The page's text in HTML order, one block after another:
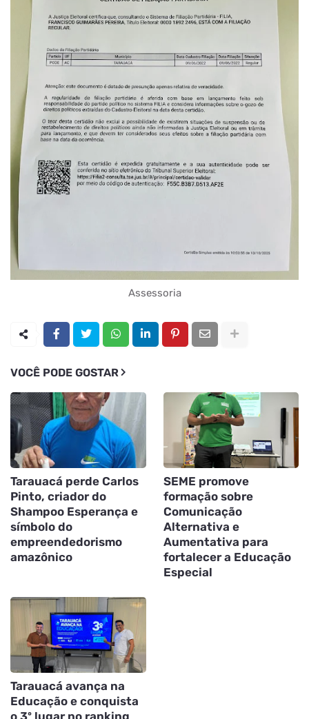
Assessoria
VOCÊ PODE GOSTAR
Tarauacá perde Carlos
Pinto, criador do
Shampoo Esperança e
símbolo do
empreendedorismo
amazônico
SEME promove
formação sobre
Comunicação
Alternativa e
Aumentativa para
fortalecer a Educação
Especial
Tarauacá avança na
Educação e conquista
o 3º lugar no ranking